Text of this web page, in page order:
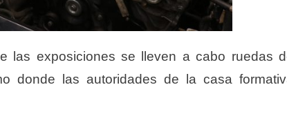
las exposiciones se lleven a cabo ruedas
donde las autoridades de la casa